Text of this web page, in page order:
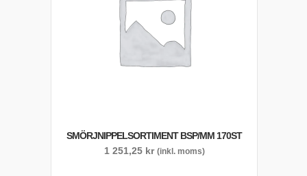
SMÖRJNIPPELSORTIMENT BSP/MM 170ST
1 251,25 kr (inkl. moms)